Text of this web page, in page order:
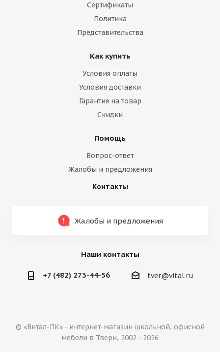
Сертификаты
Политика
Представительства
Как купить
Условия оплаты
Условия доставки
Гарантия на товар
Скидки
Помощь
Вопрос-ответ
Жалобы и предложения
Контакты
Жалобы и предложения
Наши контакты
+7 (482) 273-44-56 tver@vital.ru
© «Витал-ПК» - интернет-магазин школьной, офисной
мебели в Твери, 2002—2026